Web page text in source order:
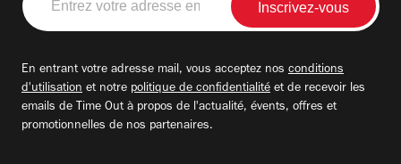
votre
adresse
En entrant votre adresse mail, vous acceptez nos conditions
d'utilisation et notre politique de confidentialité et de recevoir les
emails de Time Out à propos de l'actualité, évents, offres et
promotionnelles de nos partenaires.